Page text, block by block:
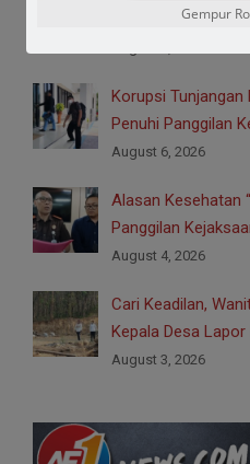
Budaya Menuju
Korupsi Tunjangan
Penuhi Panggilan
August 6, 2026
Alasan Kesehatan
Panggilan
August 4, 2026
Cari Keadilan,
Kepala Desa Lapor
August 3, 2026
Gempur